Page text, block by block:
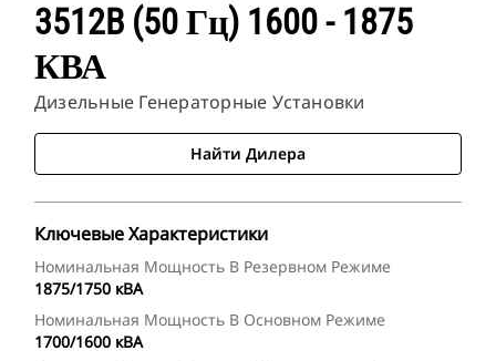
3512B (50 Гц) 1600 - 1875
КВА
Дизельные Генераторные Установки
Найти Дилера
Ключевые Характеристики
Номинальная Мощность В Резервном Режиме
1875/1750 кВА
Номинальная Мощность В Основном Режиме
1700/1600 кВА